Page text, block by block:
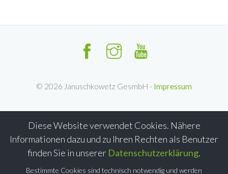
Diese Website verwendet Cookies. Nähere
Informationen dazu und zu Ihren Rechten als Benutzer
finden Sie in unserer Datenschutzerklärung.
Bestimmte Cookies sind technisch notwendig und werden
© 2026 Januschkowetz GesmbH - Impressum